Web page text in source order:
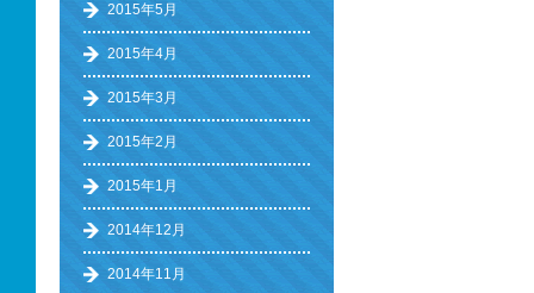
2015年5月
2015年4月
2015年3月
2015年2月
2015年1月
2014年12月
2014年11月